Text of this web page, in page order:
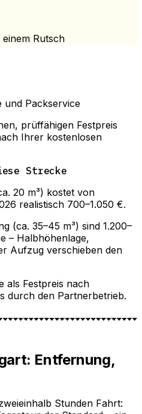
einem Rutsch
und Packservice
prüffähigen Festpreis
Ihrer kostenlosen
Strecke
20 m³) kostet von
realistisch 700–1.050 €.
(ca. 35–45 m³) sind 1.200–
– Halbhöhenlage,
Aufzug verschieben den
als Festpreis nach
durch den Partnerbetrieb.
Entfernung,
Stunden Fahrt: